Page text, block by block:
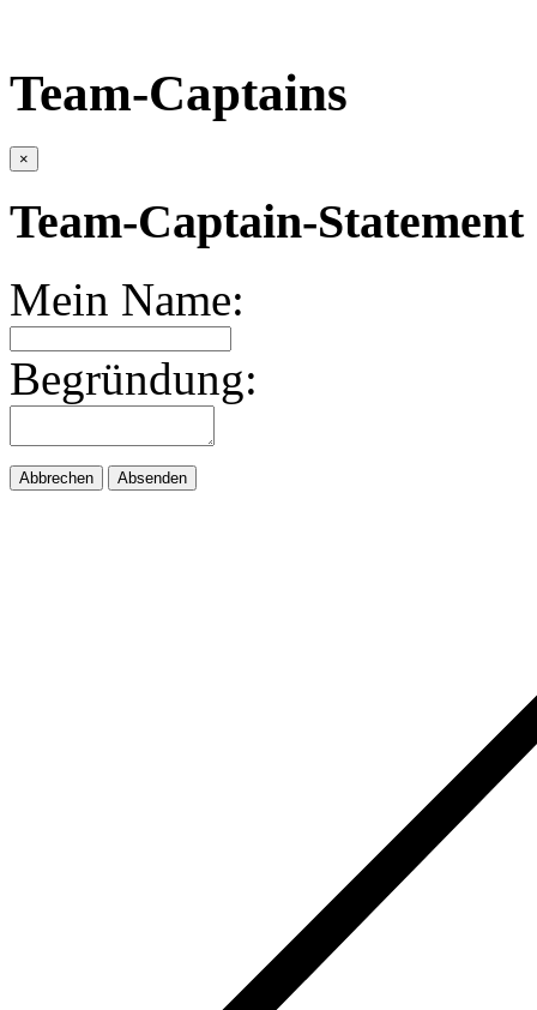
Team-Captains
×
Team-Captain-
Mein Name:
Begründung:
Abbrechen Absenden